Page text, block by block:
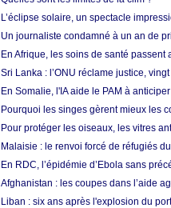
L’éclipse solaire, un spectacle
Un journaliste condamné à un an de
En Afrique, les soins de santé
Sri Lanka : l’ONU réclame justice,
En Somalie, l'IA aide le PAM à
Pourquoi les singes gèrent mieux les
Pour protéger les oiseaux, les vitres
Malaisie : le renvoi forcé de réfugiés
En RDC, l’épidémie d’Ebola sans
Afghanistan : les coupes dans l’aide
Liban : six ans après l'explosion du